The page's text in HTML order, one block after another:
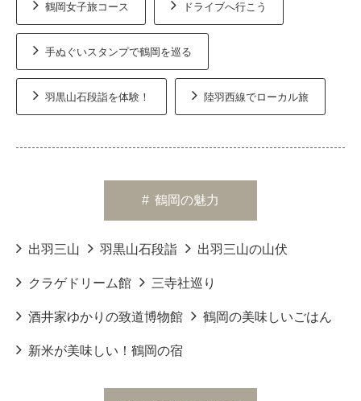
鶴岡女子旅コース ドライブへ行こう
手ぬぐいスタンプで鶴岡を巡る
羽黒山石段詣を体験！ 陸羽西線でローカル旅
# 鶴岡の魅力
出羽三山 羽黒山石段詣 出羽三山の山伏
クラゲドリーム館 三寺社巡り
酒井家ゆかりの致道博物館 鶴岡の美味しいごはん
新米が美味しい！鶴岡の宿